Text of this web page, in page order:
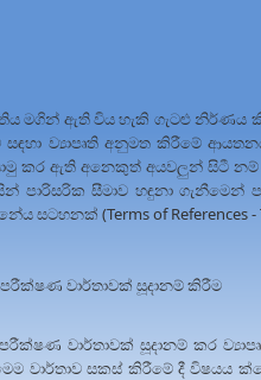
මගින් ඇති විය හැකි ගැටළු නිර්ණය
ව්‍යාපෘති අනුමත කිරීමේ
කර ඇති අනෙකුත් අයවලුන් සිටී
පාරිසරික සීමාව හඳුනා
සටහනක් (Terms of References
වාර්තාවක් සූදානම් කිරීම
වාර්තාවක් සූදානම් කර
වාර්තාව සකස් කිරීමේ දී විෂයය